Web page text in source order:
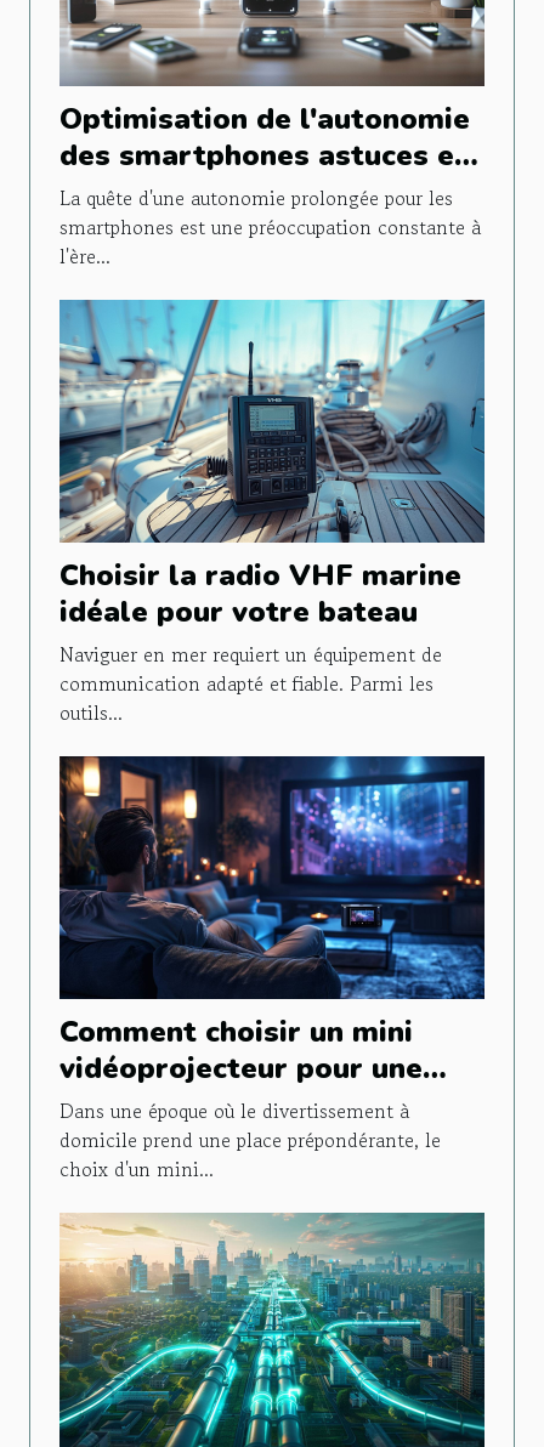
Optimisation de l'autonomie
des smartphones astuces et
applications méconnues
La quête d'une autonomie prolongée pour les
smartphones est une préoccupation constante à
l'ère...
Choisir la radio VHF marine
idéale pour votre bateau
Naviguer en mer requiert un équipement de
communication adapté et fiable. Parmi les
outils...
Comment choisir un mini
vidéoprojecteur pour une
expérience cinéma optimale
Dans une époque où le divertissement à
domicile prend une place prépondérante, le
choix d'un mini...